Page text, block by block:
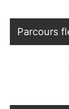
Parcours